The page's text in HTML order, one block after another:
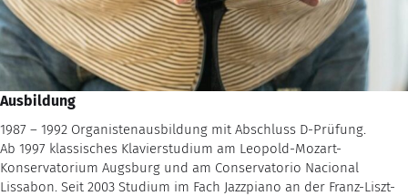
Ausbildung
1987 – 1992 Organistenausbildung mit Abschluss D-Prüfung.
Ab 1997 klassisches Klavierstudium am Leopold-Mozart-
Konservatorium Augsburg und am Conservatorio Nacional
Lissabon. Seit 2003 Studium im Fach Jazzpiano an der Franz-Liszt-